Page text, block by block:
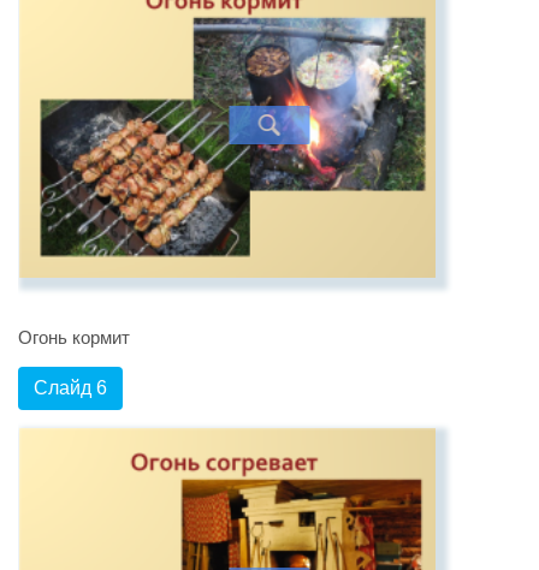
Огонь кормит
Слайд 6